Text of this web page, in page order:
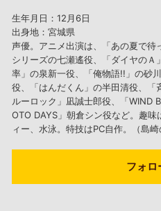
生年月日：12月6日
出身地：宮城県
声優。アニメ出演は、「あの夏で待
シリーズの七瀬遙役、「ダイヤの
率」の泉新一役、「俺物語!!」の砂
役、「はんだくん」の半田清役、
ルーロック」凪誠士郎役、「WIND
OTO DAYS」朝倉シン役など。趣
ィー、水泳。特技はPC自作。（島
フォロ